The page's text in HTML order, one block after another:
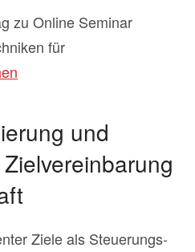
zu Online Seminar
für
und
Ziele als Steuerungs-